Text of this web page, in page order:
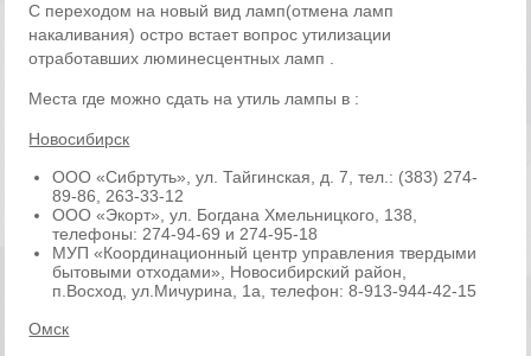
C переходом на новый вид ламп(отмена ламп
накаливания) остро встает вопрос утилизации
отработавших люминесцентных ламп .
Места где можно сдать на утиль лампы в :
Новосибирск
ООО «Сибртуть», ул. Тайгинская, д. 7, тел.: (383) 274-
89-86, 263-33-12
ООО «Экорт», ул. Богдана Хмельницкого, 138,
телефоны: 274-94-69 и 274-95-18
МУП «Координационный центр управления твердыми
бытовыми отходами», Новосибирский район,
п.Восход, ул.Мичурина, 1а, телефон: 8-913-944-42-15
Омск